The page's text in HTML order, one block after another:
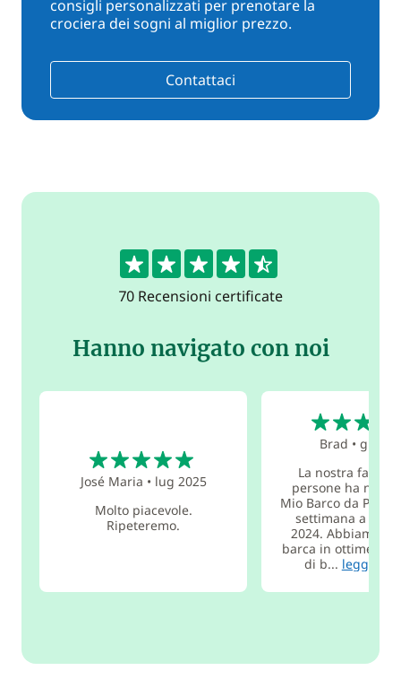
consigli personalizzati per prenotare la
crociera dei sogni al miglior prezzo.
Contattaci
4.6
70 Recensioni certificate
Hanno navigato con noi
José Maria • lug 2025
Molto piacevole.
Ripeteremo.
Brad • giu
La nostra
persone ha
Mio Barco da
settimana a
2024. Abbiamo
barca in ottime
di b... leggere